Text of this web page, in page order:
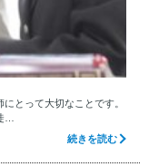
とって大切なことです。
…
続きを読む